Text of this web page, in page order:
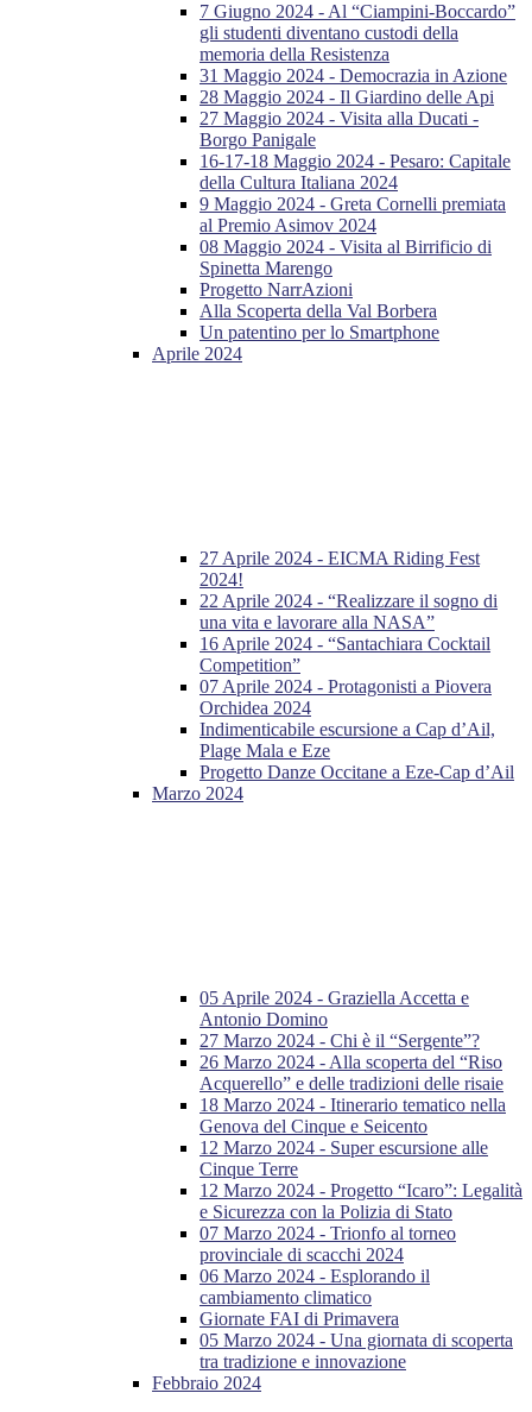
7 Giugno 2024 - Al “Ciampini-Boccardo”
gli studenti diventano custodi della
memoria della Resistenza
31 Maggio 2024 - Democrazia in Azione
28 Maggio 2024 - Il Giardino delle Api
27 Maggio 2024 - Visita alla Ducati -
Borgo Panigale
16-17-18 Maggio 2024 - Pesaro: Capitale
della Cultura Italiana 2024
9 Maggio 2024 - Greta Cornelli premiata
al Premio Asimov 2024
08 Maggio 2024 - Visita al Birrificio di
Spinetta Marengo
Progetto NarrAzioni
Alla Scoperta della Val Borbera
Un patentino per lo Smartphone
Aprile 2024
27 Aprile 2024 - EICMA Riding Fest
2024!
22 Aprile 2024 - “Realizzare il sogno di
una vita e lavorare alla NASA”
16 Aprile 2024 - “Santachiara Cocktail
Competition”
07 Aprile 2024 - Protagonisti a Piovera
Orchidea 2024
Indimenticabile escursione a Cap d’Ail,
Plage Mala e Eze
Progetto Danze Occitane a Eze-Cap d’Ail
Marzo 2024
05 Aprile 2024 - Graziella Accetta e
Antonio Domino
27 Marzo 2024 - Chi è il “Sergente”?
26 Marzo 2024 - Alla scoperta del “Riso
Acquerello” e delle tradizioni delle risaie
18 Marzo 2024 - Itinerario tematico nella
Genova del Cinque e Seicento
12 Marzo 2024 - Super escursione alle
Cinque Terre
12 Marzo 2024 - Progetto “Icaro”: Legalità
e Sicurezza con la Polizia di Stato
07 Marzo 2024 - Trionfo al torneo
provinciale di scacchi 2024
06 Marzo 2024 - Esplorando il
cambiamento climatico
Giornate FAI di Primavera
05 Marzo 2024 - Una giornata di scoperta
tra tradizione e innovazione
Febbraio 2024